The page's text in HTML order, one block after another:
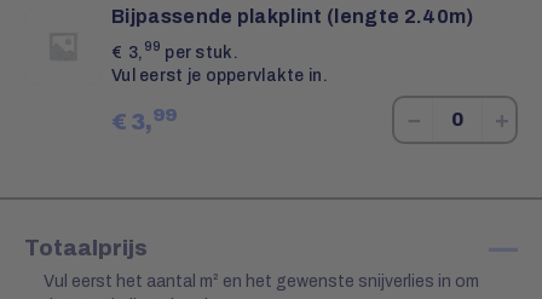
Bijpassende plakplint (lengte 2.40m)
€ 3, 99 per stuk.
Vul eerst je oppervlakte in.
€ 3,99 − +
Totaalprijs —
Vul eerst het aantal m² en het gewenste snijverlies in om